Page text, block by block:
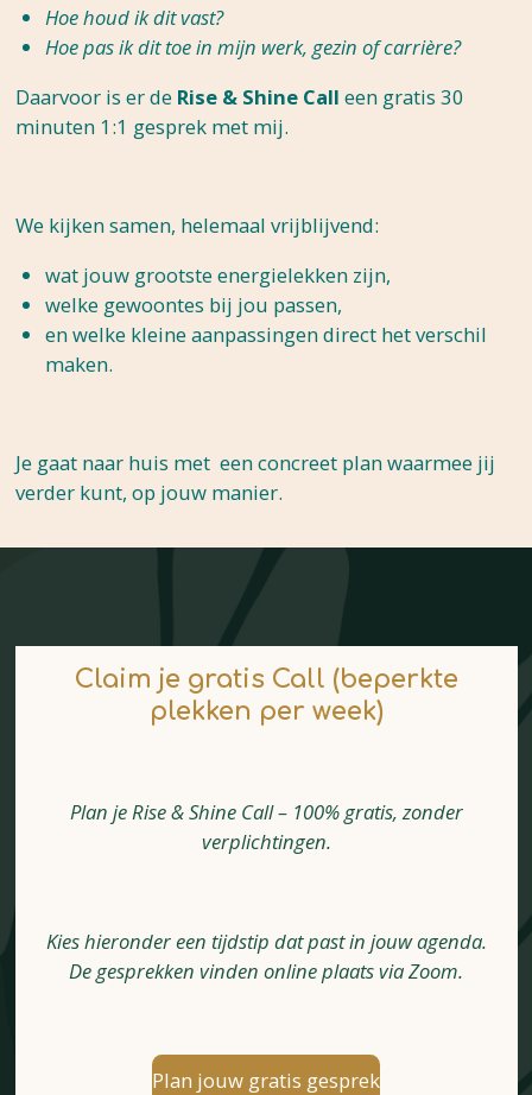
Hoe houd ik dit vast?
Hoe pas ik dit toe in mijn werk, gezin of carrière?
Daarvoor is er de Rise & Shine Call een gratis 30
minuten 1:1 gesprek met mij.
We kijken samen, helemaal vrijblijvend:
wat jouw grootste energielekken zijn,
welke gewoontes bij jou passen,
en welke kleine aanpassingen direct het verschil
maken.
Je gaat naar huis met een concreet plan waarmee jij
verder kunt, op jouw manier.
Claim je gratis Call (beperkte
plekken per week)
Plan je Rise & Shine Call – 100% gratis, zonder
verplichtingen.
Kies hieronder een tijdstip dat past in jouw agenda.
De gesprekken vinden online plaats via Zoom.
Plan jouw gratis gesprek